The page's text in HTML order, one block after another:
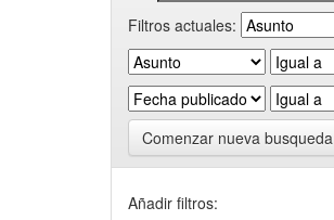
Filtros actuales:
Comenzar nueva busqueda
Añadir filtros: